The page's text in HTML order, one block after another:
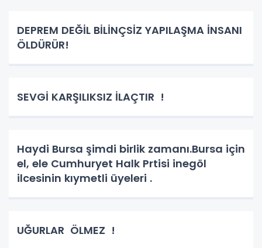
DEPREM DEĞİL BİLİNÇSİZ YAPILAŞMA İNSANI
ÖLDÜRÜR!
SEVGİ KARŞILIKSIZ İLAÇTIR !
Haydi Bursa şimdi birlik zamanı.Bursa için
el, ele Cumhuryet Halk Prtisi inegöl
ilcesinin kıymetli üyeleri .
UĞURLAR ÖLMEZ !